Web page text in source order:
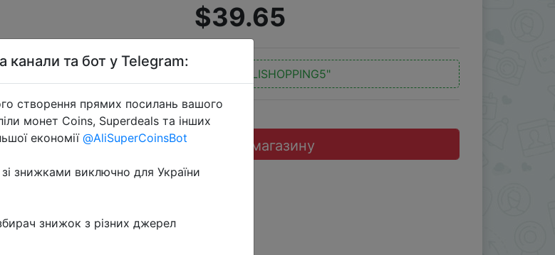
$39.65
"ALISHOPPING5"
Перейти до магазину
канали та бот у Telegram:
створення прямих посилань вашого
монет Coins, Superdeals та інших
економії @AliSuperCoinsBot
знижками виключно для України
знижок з різних джерел